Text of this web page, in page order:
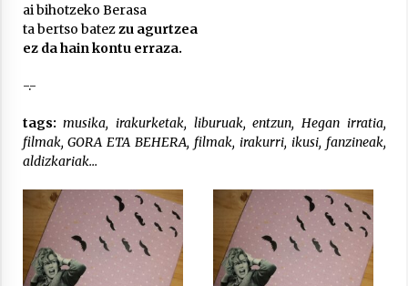
ai bihotzeko Berasa
ta bertso batezzu agurtzea
ez da hain kontu erraza.
-.-
tags: musika, irakurketak, liburuak, entzun, Hegan irratia,
filmak, GORA ETA BEHERA, filmak, irakurri, ikusi, fanzineak,
aldizkariak…